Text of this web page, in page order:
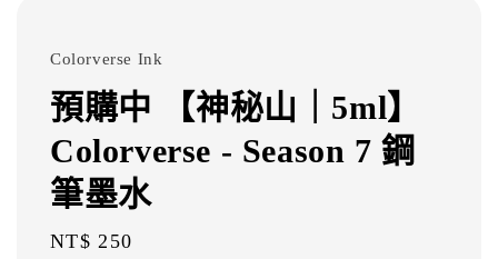
Colorverse Ink
預購中 【神秘山｜5ml】
Colorverse - Season 7 鋼
筆墨水
Regular
NT$ 250